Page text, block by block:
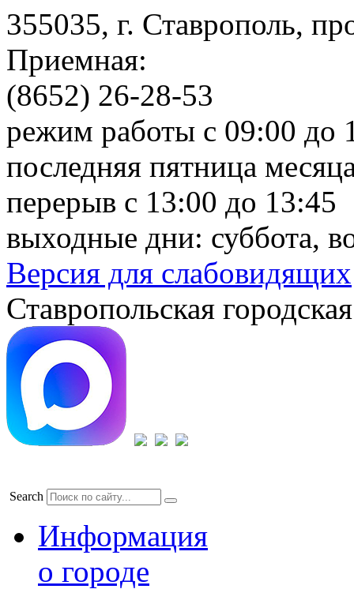
355035, г. Ставрополь,
Приемная:
(8652) 26-28-53
режим работы с 09:00 до
последняя пятница
перерыв с 13:00 до 13:45
выходные дни: суббота,
Версия для слабовидящих
Ставропольская
Search
Информация
о городе